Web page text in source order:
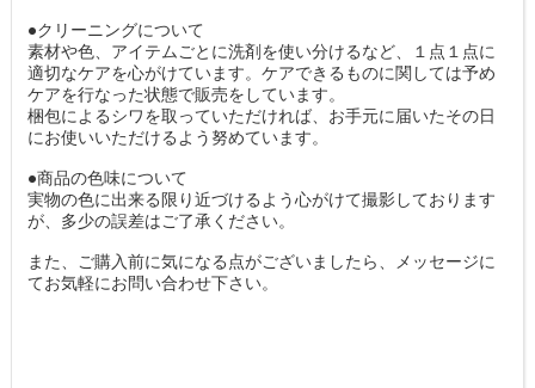
●クリーニングについて
素材や色、アイテムごとに洗剤を使い分けるなど、１点１点に
適切なケアを心がけています。ケアできるものに関しては予め
ケアを行なった状態で販売をしています。
梱包によるシワを取っていただければ、お手元に届いたその日
にお使いいただけるよう努めています。
●商品の色味について
実物の色に出来る限り近づけるよう心がけて撮影しております
が、多少の誤差はご了承ください。
また、ご購入前に気になる点がございましたら、メッセージに
てお気軽にお問い合わせ下さい。